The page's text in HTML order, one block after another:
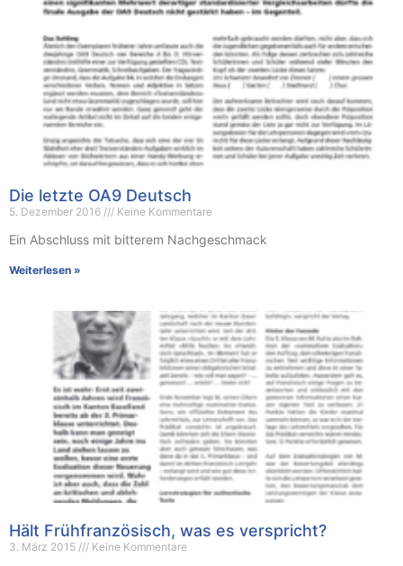
Die letzte OA9 Deutsch
5. Dezember 2016 Keine Kommentare
Ein Abschluss mit bitterem Nachgeschmack
Weiterlesen »
Hält Frühfranzösisch, was es verspricht?
3. März 2015 Keine Kommentare